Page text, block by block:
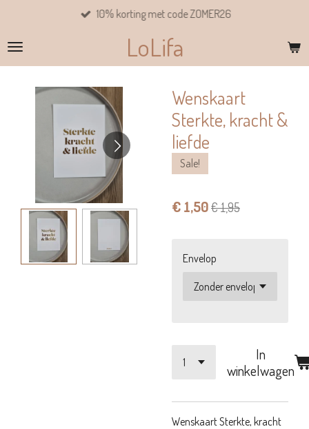
naar
de
LoLifa
10% korting met code ZOMER26
Wenskaart
Sterkte, kracht &
liefde
Sale!
€ 1,50€ 1,95
Envelop
In
winkelwagen
Wenskaart Sterkte, kracht